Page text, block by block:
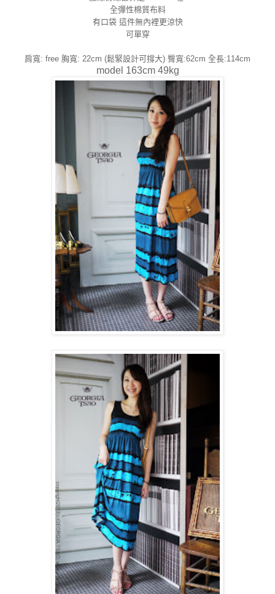
全彈性棉質布料
有口袋 這件無內裡更涼快
可單穿
肩寬: free 胸寬: 22cm (鬆緊設計可撐大) 臀寬:62cm 全長:114cm
model 163cm 49kg